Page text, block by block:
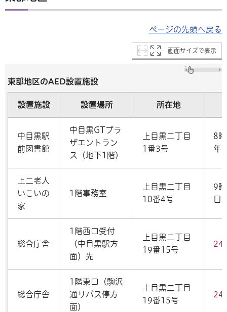
ページの先頭へ戻る
画面サイズで表示
東部地区のAED設置施設
設置施設 設置場所 所在地
中目黒駅
前図書館
中目黒GTプラ
ザエントラン
ス（地下1階）
上目黒二丁目
1番3号
8
年
上二老人
いこいの
家
1階事務室
上目黒二丁目
10番4号
9
日
総合庁舎
1階西口受付
（中目黒駅方
面）先
上目黒二丁目
19番15号
24
総合庁舎
1階東口（駒沢
通リバス停方
面）
上目黒二丁目
19番15号
24